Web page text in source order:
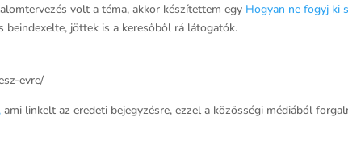
volt a téma, akkor készítettem egy Hogyan ne fogyj ki
beindexelte, jöttek is a keresőből rá látogatók.
evre/
ami linkelt az eredeti bejegyzésre, ezzel a közösségi médiából